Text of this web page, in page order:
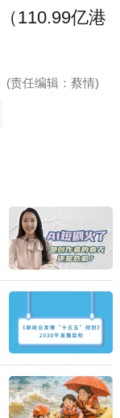
110.99亿港
(责任编辑：蔡情)